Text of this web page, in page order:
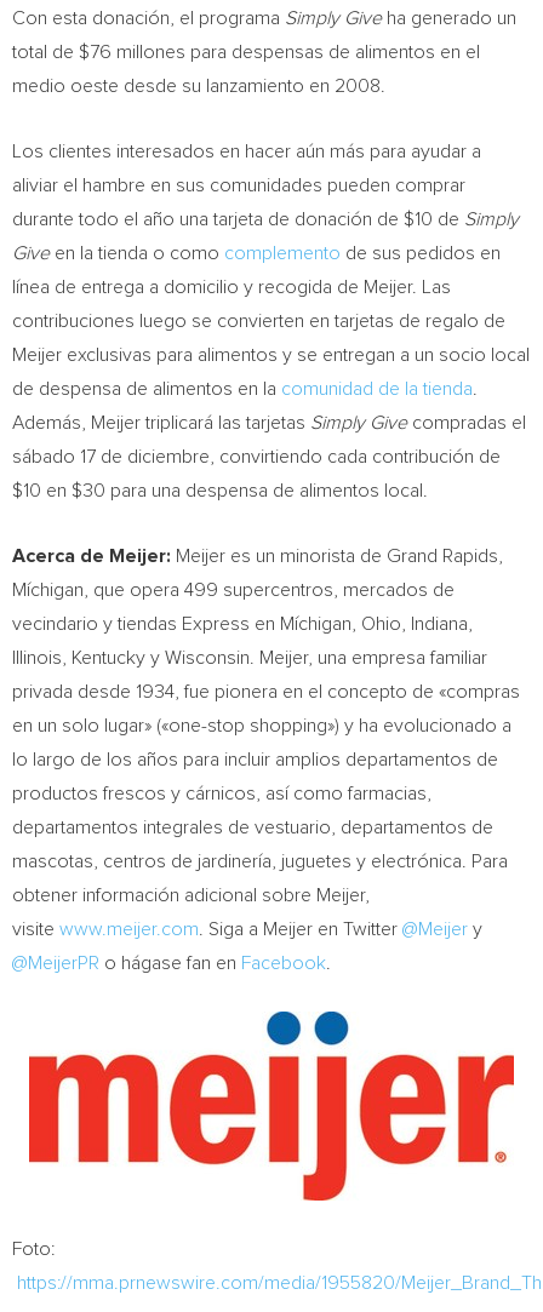
Con esta donación, el programa Simply Giveha generado un
total de $76 millones para despensas de alimentos en el
medio oeste desde su lanzamiento en 2008.
Los clientes interesados en hacer aún más para ayudar a
aliviar el hambre en sus comunidades pueden comprar
durante todo el año una tarjeta de donación de $10 de Simply
Giveen la tienda o como complemento de sus pedidos en
línea de entrega a domicilio y recogida de Meijer. Las
contribuciones luego se convierten en tarjetas de regalo de
Meijer exclusivas para alimentos y se entregan a un socio local
de despensa de alimentos en la comunidad de la tienda
Además, Meijer triplicará las tarjetas Simply Givecompradas el
sábado 17 de diciembre, convirtiendo cada contribución de
$10 en $30 para una despensa de alimentos local.
Acerca de Meijer: Meijer es un minorista de Grand Rapids
Míchigan, que opera 499 supercentros, mercados de
vecindario y tiendas Express en Míchigan, Ohio Indiana
Illinois
Kentucky y Wisconsin . Meijer, una empresa familiar
privada desde 1934, fue pionera en el concepto de «compras
en un solo lugar» («one-stop shopping») y ha evolucionado a
lo largo de los años para incluir amplios departamentos de
productos frescos y cárnicos, así como farmacias,
departamentos integrales de vestuario, departamentos de
mascotas, centros de jardinería, juguetes y electrónica. Para
obtener información adicional sobre Meijer,
visite www.meijer.com . Siga a Meijer en Twitter @Meijer y
@MeijerPR o hágase fan en Facebook
Foto:
https://mma.prnewswire.com/media/1955820/